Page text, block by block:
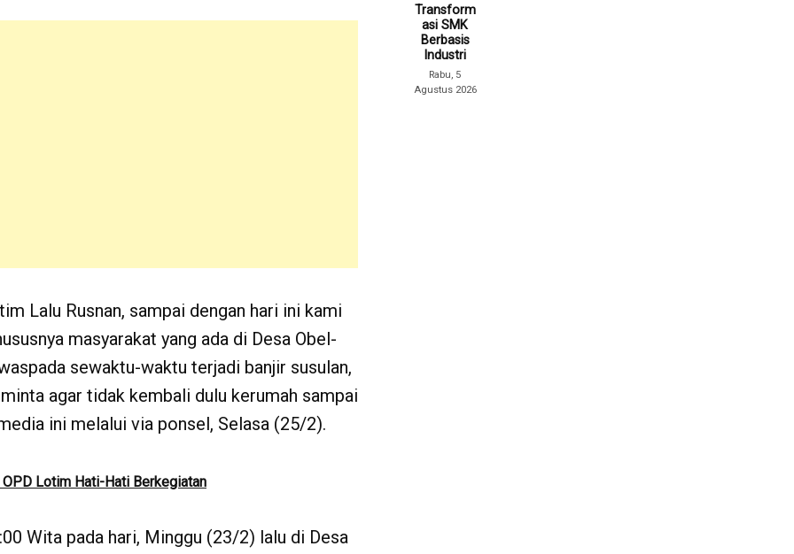
Lalu Rusnan, sampai dengan hari ini kami
masyarakat yang ada di Desa Obel-
sewaktu-waktu terjadi banjir susulan,
agar tidak kembali dulu kerumah sampai
ini melalui via ponsel, Selasa (25/2).
Lotim Hati-Hati Berkegiatan
Wita pada hari, Minggu (23/2) lalu di Desa
Transform
asi SMK
Berbasis
Industri
Rabu, 5
Agustus 2026